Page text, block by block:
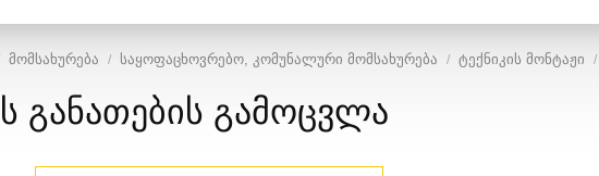
მომსახურება საყოფაცხოვრებო, კომუნალური მომსახურება ტექნიკის მონტაჟი
განათების გამოცვლა